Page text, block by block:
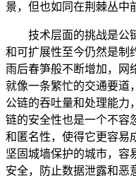
景，但也如同在荆棘丛中
技术层面的挑战是公
和可扩展性至今仍然是制
雨后春笋般不断增加，网
就像一条繁忙的交通要道
公链的吞吐量和处理能力
链的安全性也是一个不容
和匿名性，使得它更容易
坚固城墙保护的城市，容
安全，防止数据泄露和恶